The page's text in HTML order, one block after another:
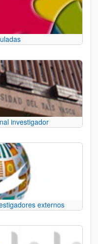
investigador
externos